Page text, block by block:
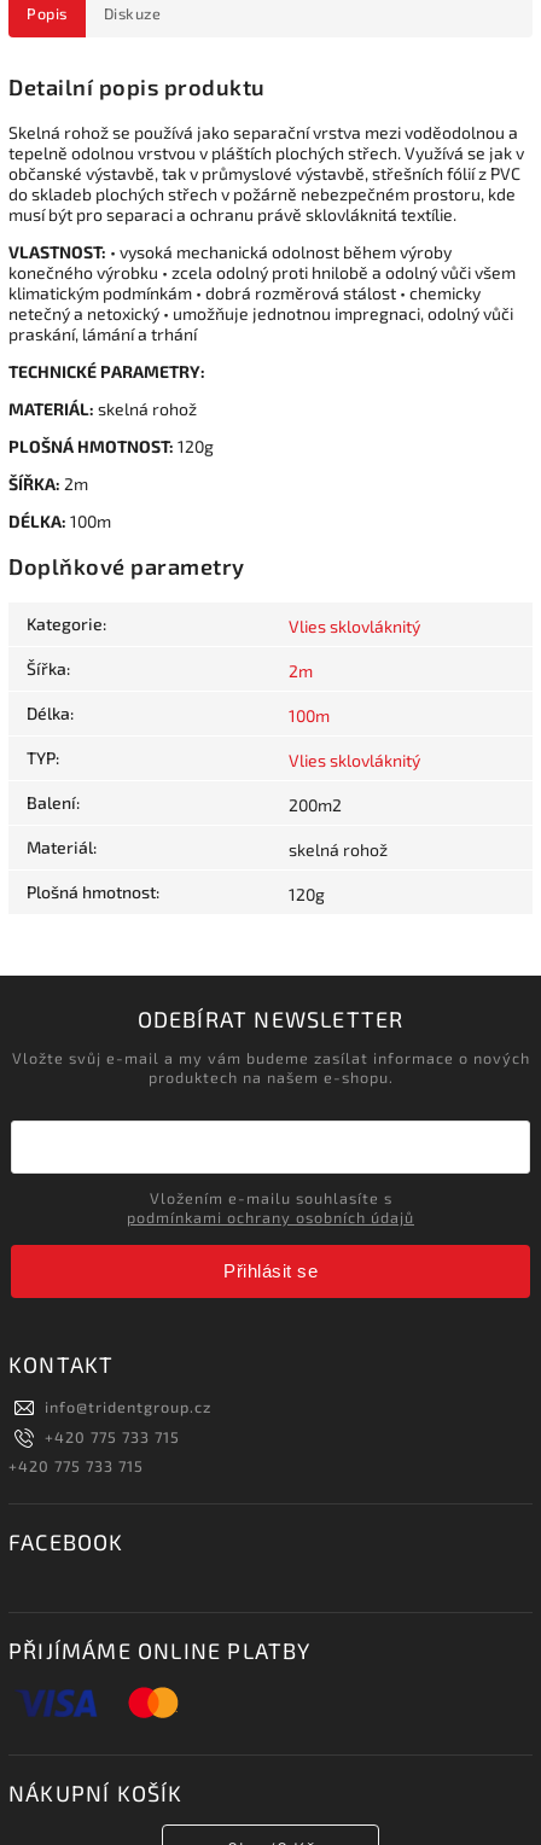
Popis Diskuze
Detailní popis produktu
Skelná rohož se používá jako separační vrstva mezi voděodolnou a
tepelně odolnou vrstvou v pláštích plochých střech. Využívá se jak v
občanské výstavbě, tak v průmyslové výstavbě, střešních fólií z PVC
do skladeb plochých střech v požárně nebezpečném prostoru, kde
musí být pro separaci a ochranu právě sklovláknitá textílie.
VLASTNOST: • vysoká mechanická odolnost během výroby
konečného výrobku • zcela odolný proti hnilobě a odolný vůči všem
klimatickým podmínkám • dobrá rozměrová stálost • chemicky
netečný a netoxický • umožňuje jednotnou impregnaci, odolný vůči
praskání, lámání a trhání
TECHNICKÉ PARAMETRY:
MATERIÁL: skelná rohož
PLOŠNÁ HMOTNOST: 120g
ŠÍŘKA: 2m
DÉLKA: 100m
Doplňkové parametry
Kategorie: Vlies sklovláknitý
Šířka: 2m
Délka: 100m
TYP: Vlies sklovláknitý
Balení: 200m2
Materiál: skelná rohož
Plošná hmotnost: 120g
ODEBÍRAT NEWSLETTER
Vložte svůj e-mail a my vám budeme zasílat informace o nových
produktech na našem e-shopu.
podmínkami ochrany osobních údajů
Přihlásit se
KONTAKT
info@tridentgroup.cz
+420 775 733 715
+420 775 733 715
FACEBOOK
PŘIJÍMÁME ONLINE PLATBY
NÁKUPNÍ KOŠÍK